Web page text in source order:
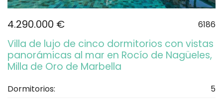
4.290.000 € 6186
Villa de lujo de cinco dormitorios con vistas
panorámicas al mar en Rocío de Nagüeles,
Milla de Oro de Marbella
Dormitorios:
5